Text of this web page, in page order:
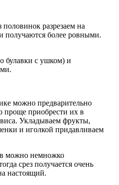
разрезаем на
получаются более ровными.
булавки с ушком) и
можно предварительно
проще приобрести их в
Укладываем фрукты,
и иголкой придавливаем
можно немножко
срез получается очень
настоящий.